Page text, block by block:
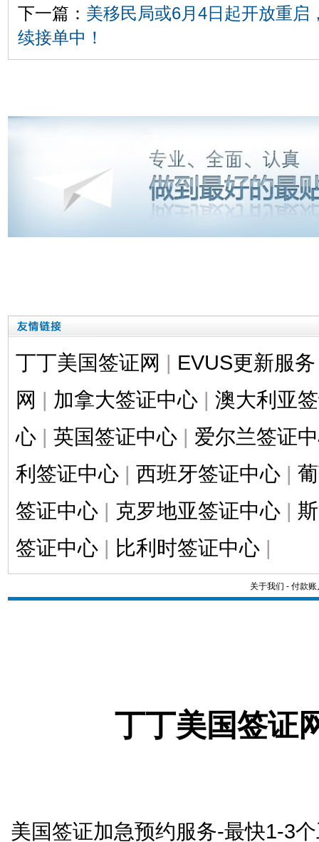
下一篇： 美移民局或6月4日起开放重启
续接单中！
丁丁美国签证网 | EVUS更新服务
网 | 加拿大签证中心 | 澳大利亚
心 | 英国签证中心 | 爱尔兰签证
利签证中心 | 西班牙签证中心 |
签证中心 | 克罗地亚签证中心 |
签证中心 | 比利时签证中心 |
关于我们 - 付款账
丁丁美国签证
美国签证加急预约服务-最快1-3